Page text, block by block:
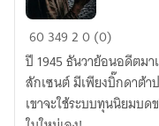
The
Hidden
Mastermind:
เกิด
ใหม่
6034920 (0)
ปี 1945 ธันวาย้อนอดีตม
สักเซนต์ มีเพียงบิ๊กดาต้า
เขาจะใช้ระบบทุนนิยมบ